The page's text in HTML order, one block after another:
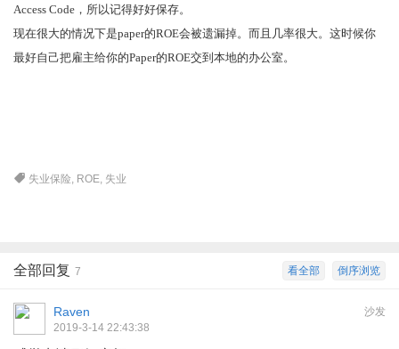
Access Code，所以记得好好保存。
现在很大的情况下是paper的ROE会被遗漏掉。而且几率很大。这时候你
最好自己把雇主给你的Paper的ROE交到本地的办公室。
失业保险, ROE, 失业
倒序浏览
看全部
全部回复 7
沙发
Raven
2019-3-14 22:43:38